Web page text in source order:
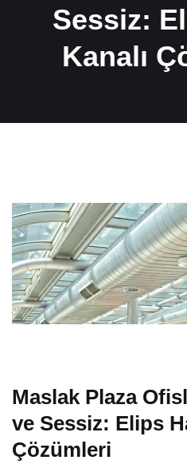
Sessiz:
Kanalı
Maslak Plaza
ve Sessiz: Elips
Çözümleri